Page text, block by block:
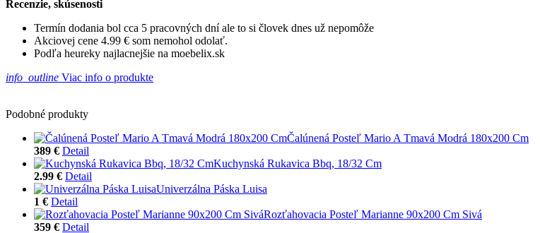
Recenzie, skúsenosti
Termín dodania bol cca 5 pracovných dní ale to si človek dnes už nepomôže
Akciovej cene 4.99 € som nemohol odolať.
Podľa heureky najlacnejšie na moebelix.sk
info_outline Viac info o produkte
Podobné produkty
Čalúnená Posteľ Mario A Tmavá Modrá 180x200 Cm
389 € Detail
Kuchynská Rukavica Bbq, 18/32 Cm
2.99 € Detail
Univerzálna Páska Luisa
1 € Detail
Rozťahovacia Posteľ Marianne 90x200 Cm Sivá
359 € Detail